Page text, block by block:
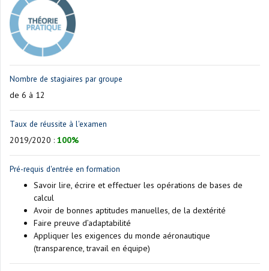
Nombre de stagiaires par groupe
de 6 à 12
Taux de réussite à l'examen
2019/2020 : 100%
Pré-requis d'entrée en formation
Savoir lire, écrire et effectuer les opérations de bases de
calcul
Avoir de bonnes aptitudes manuelles, de la dextérité
Faire preuve d’adaptabilité
Appliquer les exigences du monde aéronautique
(transparence, travail en équipe)